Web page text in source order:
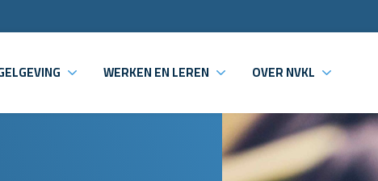
WERKEN EN LEREN OVER NVKL